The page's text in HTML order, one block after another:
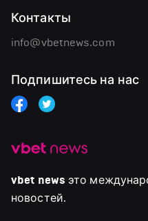
vbet news это
новостей.
Контакты
info@vbetnews.com
Подпишитесь на нас